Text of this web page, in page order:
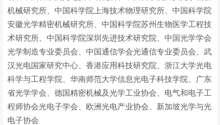
机械研究所、中国科学院上海技术物理研究所、中国科学院
安徽光学精密机械研究所、中国科学院苏州生物医学工程技
术研究所、中国科学院深圳先进技术研究院、中国光学学会
光学制造专业委员会、中国通信学会光通信专业委员会、武
汉光电国家研究中心、香港应用科技研究院、浙江大学光电
科学与工程学院、华南师范大学信息光电子科技学院、广东
省光学学会、德国精密机械及光学工业协会、电气和电子工
程师协会光电子学会、欧洲光电产业协会、新加坡光学与光
电子协会